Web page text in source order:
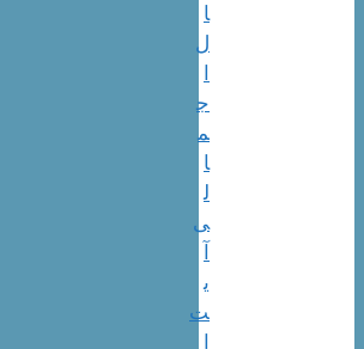
ل
ج
م
ی
ت‌